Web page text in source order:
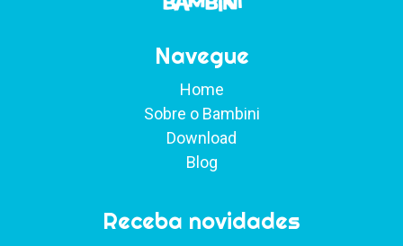
Navegue
Home
Sobre o Bambini
Download
Blog
Receba novidades